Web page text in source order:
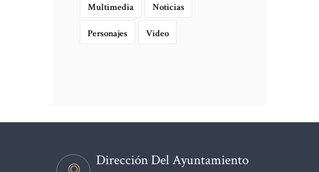
Multimedia Noticias
Personajes Video
Dirección Del Ayuntamiento